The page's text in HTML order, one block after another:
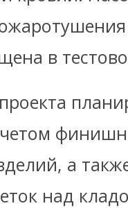
в
а
над